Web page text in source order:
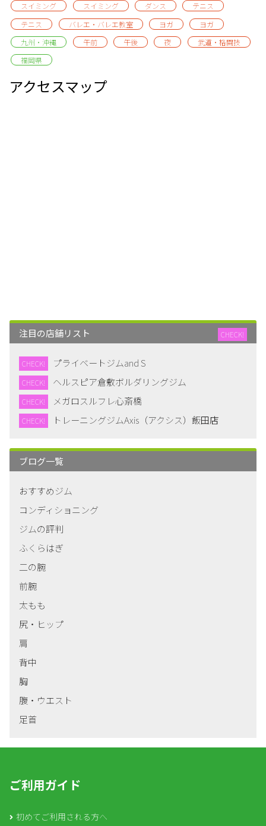
スイミング
スイミング ダンス
テニス
テニス
バレエ・バレエ教室 ヨガ
ヨガ
九州・沖縄
午前 午後 夜
武道・格闘技
福岡県
アクセスマップ
注目の店舗リスト CHECK!
CHECK! プライベートジムand S
CHECK! ヘルスピア倉敷ボルダリングジム
CHECK! メガロスルフレ心斎橋
CHECK! トレーニングジムAxis（アクシス）飯田店
ブログ一覧
おすすめジム
コンディショニング
ジムの評判
ふくらはぎ
二の腕
前腕
太もも
尻・ヒップ
肩
背中
胸
腹・ウエスト
足首
ご利用ガイド
初めてご利用される方へ